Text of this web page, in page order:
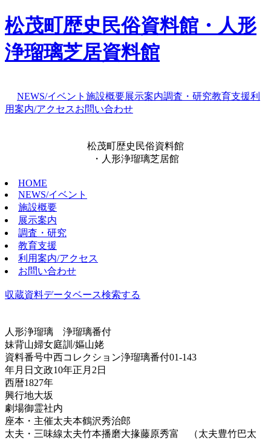
松茂町歴史民俗資料館・人形
浄瑠璃芝居資料館
NEWS/イベント 施設概要展示案内調査・研究教育支援利
用案内/アクセスお問い合わせ
松茂町歴史民俗資料館
・人形浄瑠璃芝居館
HOME
NEWS/イベント
施設概要
展示案内
調査・研究
教育支援
利用案内/アクセス
お問い合わせ
収蔵資料データベース検索する
人形浄瑠璃 浄瑠璃番付
妹背山婦女庭訓/嫗山姥
資料番号中西コレクション浄瑠璃番付01-143
年月日 文政10年正月2日
西暦1827年
興行地大坂
劇場御霊社内
座本・主催太夫本鶴沢秀治郎
太夫・三味線太夫竹本播磨大掾藤原秀富 （太夫豊竹巴太